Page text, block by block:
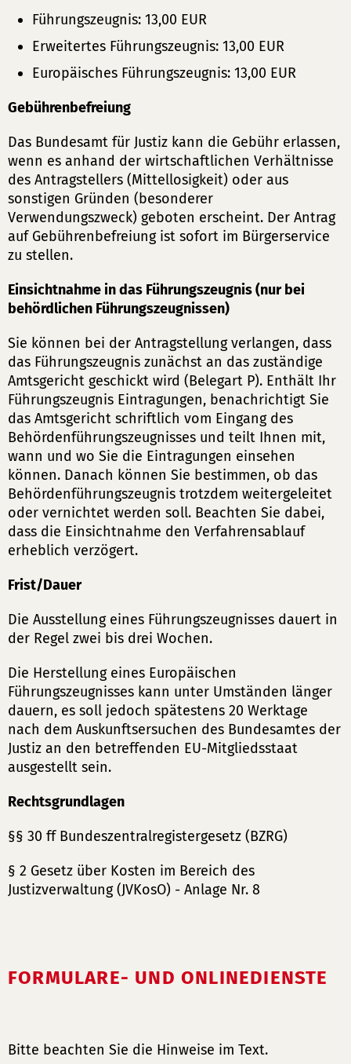
Führungszeugnis: 13,00 EUR
Erweitertes Führungszeugnis: 13,00 EUR
Europäisches Führungszeugnis: 13,00 EUR
Gebührenbefreiung
Das Bundesamt für Justiz kann die Gebühr erlassen,
wenn es anhand der wirtschaftlichen Verhältnisse
des Antragstellers (Mittellosigkeit) oder aus
sonstigen Gründen (besonderer
Verwendungszweck) geboten erscheint. Der Antrag
auf Gebührenbefreiung ist sofort im Bürgerservice
zu stellen.
Einsichtnahme in das Führungszeugnis (nur bei
behördlichen Führungszeugnissen)
Sie können bei der Antragstellung verlangen, dass
das Führungszeugnis zunächst an das zuständige
Amtsgericht geschickt wird (Belegart P). Enthält Ihr
Führungszeugnis Eintragungen, benachrichtigt Sie
das Amtsgericht schriftlich vom Eingang des
Behördenführungszeugnisses und teilt Ihnen mit,
wann und wo Sie die Eintragungen einsehen
können. Danach können Sie bestimmen, ob das
Behördenführungszeugnis trotzdem weitergeleitet
oder vernichtet werden soll. Beachten Sie dabei,
dass die Einsichtnahme den Verfahrensablauf
erheblich verzögert.
Frist/Dauer
Die Ausstellung eines Führungszeugnisses dauert in
der Regel zwei bis drei Wochen.
Die Herstellung eines Europäischen
Führungszeugnisses kann unter Umständen länger
dauern, es soll jedoch spätestens 20 Werktage
nach dem Auskunftsersuchen des Bundesamtes der
Justiz an den betreffenden EU-Mitgliedsstaat
ausgestellt sein.
Rechtsgrundlagen
§§ 30 ff Bundeszentralregistergesetz (BZRG)
§ 2 Gesetz über Kosten im Bereich des
Justizverwaltung (JVKosO) - Anlage Nr. 8
FORMULARE- UND ONLINEDIENSTE
Bitte beachten Sie die Hinweise im Text.